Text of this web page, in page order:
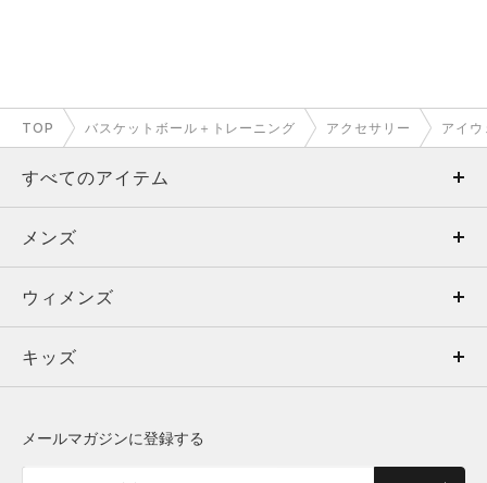
TOP バスケットボール＋トレーニング アクセサリー アイウ
すべてのアイテム
メンズ
ウィメンズ
キッズ
メンズ
トップス
ボトムス
ウィメンズ
トップス
キッズ
メールマガジンに登録する